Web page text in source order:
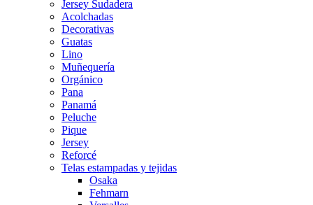
Jersey Sudadera
Acolchadas
Decorativas
Guatas
Lino
Muñequería
Orgánico
Pana
Panamá
Peluche
Pique
Jersey
Reforcé
Telas estampadas y tejidas
Osaka
Fehmarn